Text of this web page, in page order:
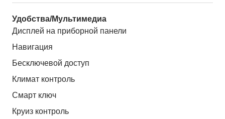
Удобства/Мультимедиа
Дисплей на приборной панели
Навигация
Бесключевой доступ
Климат контроль
Смарт ключ
Круиз контроль